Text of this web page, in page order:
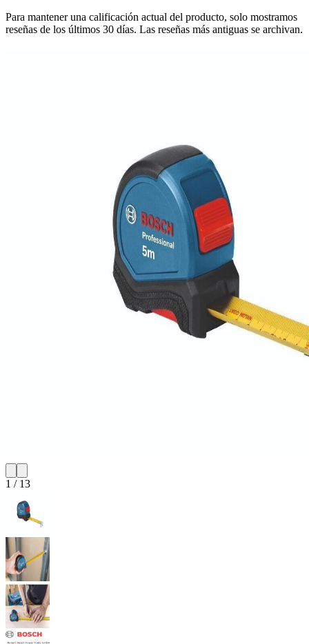
Para mantener una calificación actual del producto, solo mostramos
reseñas de los últimos 30 días. Las reseñas más antiguas se archivan.
1 / 13